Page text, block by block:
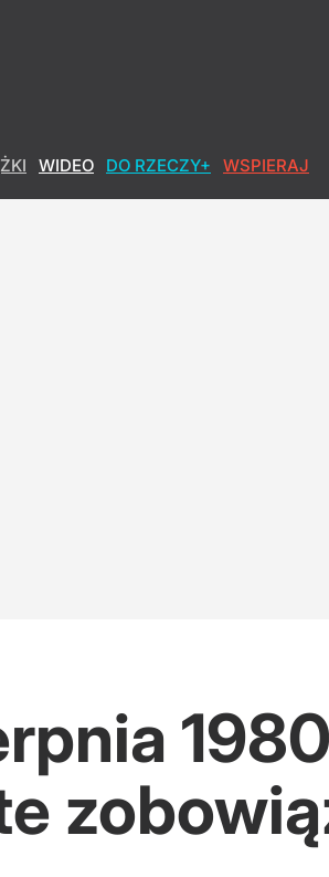
WIDEO DO RZECZY+ WSPIERAJ